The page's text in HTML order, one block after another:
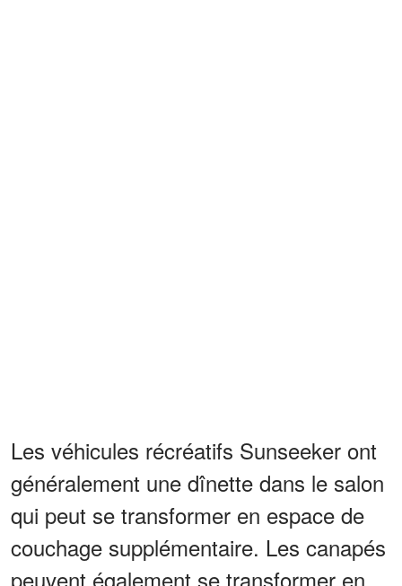
Les véhicules récréatifs Sunseeker ont
généralement une dînette dans le salon
qui peut se transformer en espace de
couchage supplémentaire. Les canapés
peuvent également se transformer en